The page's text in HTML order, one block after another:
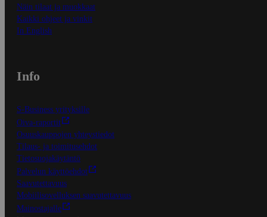
Näin tilaat ja muokkaat
Kaikki ohjeet ja vinkit
In English
Info
S-Business yrityksille
Oiva-raportit
Osuuskauppojen yhteystiedot
Tilaus- ja toimitusehdot
Tietosuojakäytäntö
Palvelun käyttöehdot
Saavutettavuus
Mobiilisovelluksen saavutettavuus
Mainostajalle